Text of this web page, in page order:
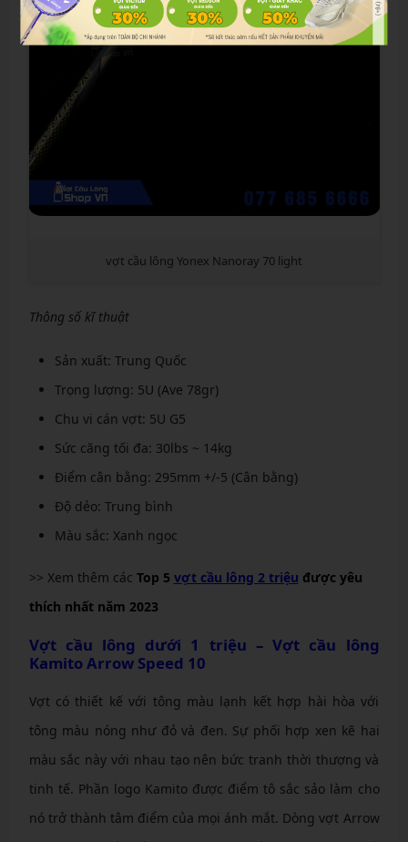
vợt cầu lông Yonex Nanoray 70 light
Thông số kĩ thuật
Sản xuất: Trung Quốc
Trọng lượng: 5U (Ave 78gr)
Chu vi cán vợt: 5U G5
Sức căng tối đa: 30lbs ~ 14kg
Điểm cân bằng: 295mm +/-5 (Cân bằng)
Độ dẻo: Trung bình
Màu sắc: Xanh ngọc
>> Xem thêm các Top 5 vợt cầu lông 2 triệu được yêu
thích nhất năm 2023
Vợt cầu lông dưới 1 triệu – Vợt cầu lông
Kamito Arrow Speed 10
Vợt có thiết kế với tông màu lạnh kết hợp hài hòa với
tông màu nóng như đỏ và đen. Sự phối hợp xen kẽ hai
màu sắc này với nhau tạo nên bức tranh thời thượng và
tinh tế. Phần logo Kamito được điểm tô sắc sảo làm cho
nó trở thành tâm điểm của mọi ánh mắt. Dòng vợt Arrow